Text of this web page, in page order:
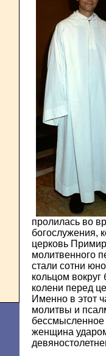
пролилась во
богослужения,
церковь
молитвенного
стали сотни
кольцом
колени перед
Именно в этот
молитвы и
женщина